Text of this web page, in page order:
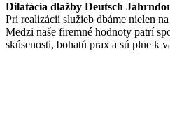
Dilatácia dlažby Deutsch
Pri realizácií služieb dbáme nielen
Medzi naše firemné hodnoty patrí
skúsenosti, bohatú prax a sú plne k